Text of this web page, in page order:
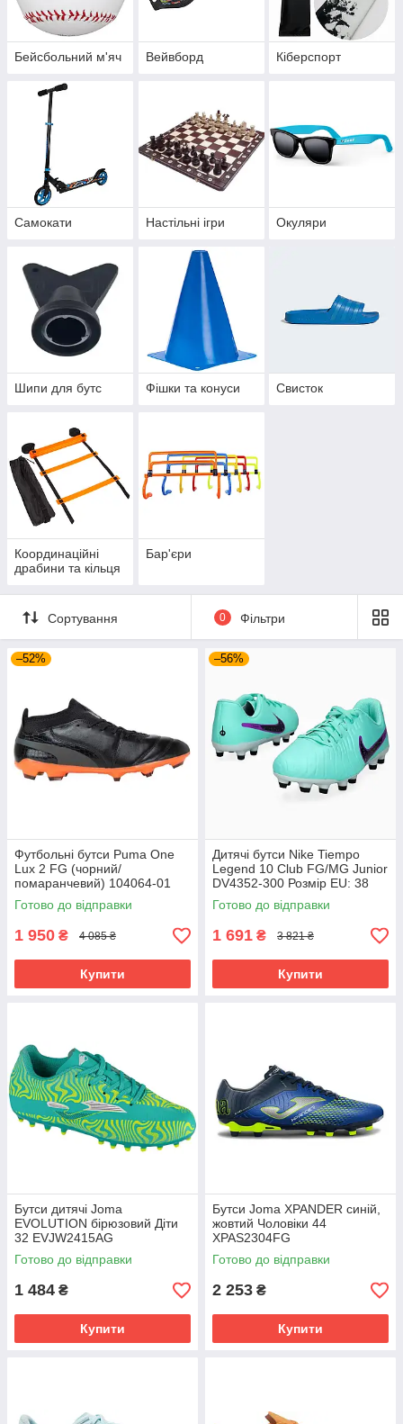
Бейсбольний м'яч Вейвборд Кіберспорт
Самокати Настільні ігри Окуляри
Шипи для бутс Фішки та конуси Свисток
Координаційні
драбини та кільця
Бар'єри
Сортування 0 Фільтри
–52%
Футбольні бутси Puma One
Lux 2 FG (чорний/
помаранчевий) 104064-01
Розмір EU: 44
Готово до відправки
1 950 ₴ 4 085 ₴
Купити
–56%
Дитячі бутси Nike Tiempo
Legend 10 Club FG/MG Junior
DV4352-300 Розмір EU: 38
Готово до відправки
1 691 ₴ 3 821 ₴
Купити
Бутси дитячі Joma
EVOLUTION бірюзовий Діти
32 EVJW2415AG
Готово до відправки
1 484 ₴
Купити
Бутси Joma XPANDER синій,
жовтий Чоловіки 44
XPAS2304FG
Готово до відправки
2 253 ₴
Купити